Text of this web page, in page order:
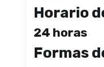
Horario
24 horas
Formas